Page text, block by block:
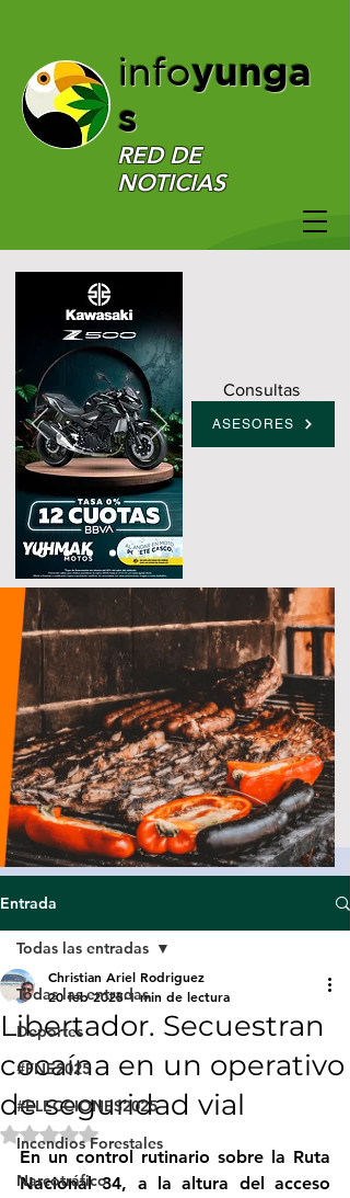
infoyunga
s
RED DE
NOTICIAS
Consultas
ASESORES
Entrada
Todas las entradas
Deportes
#FNE2025
#ELECCIONES2025
Incendios Forestales
Narcotráfico
Todas las entradas
Libertador. Secuestran
cocaína en un operativo
de seguridad vial
Christian Ariel Rodriguez
20 feb 2025 1 min de lectura
Obtuvo NaN de 5 estrellas.
En un control rutinario sobre la Ruta
Nacional 34, a la altura del acceso